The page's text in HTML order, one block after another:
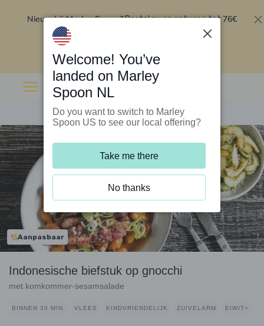
Nieuw bij Marley Spoon?Bestel nu en ontvang tot 76€
Aanpasbaar
Indonesische biefstuk op gnocchi
met komkommer-sesamsalade
BINNEN 30 MIN. VLEES KINDVRIENDELIJK ZUIVELARM EIWIT+
Welcome! You’ve
landed on Marley
Spoon NL
Do you want to switch to Marley
Spoon US to see our local offering?
Take me there
No thanks